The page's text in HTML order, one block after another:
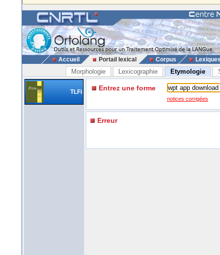
Accueil Portail lexical Corpus
Morphologie Lexicographie Etymologie
TLFi Entrez une forme
notices corrigées
Erreur